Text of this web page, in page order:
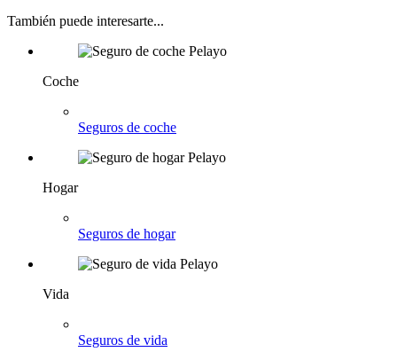
También puede interesarte...
Coche
Seguros de coche
Hogar
Seguros de hogar
Vida
Seguros de vida